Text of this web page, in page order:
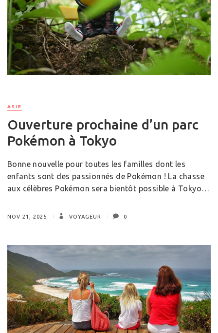
ASIE
Ouverture prochaine d’un parc
Pokémon à Tokyo
Bonne nouvelle pour toutes les familles dont les
enfants sont des passionnés de Pokémon ! La chasse
aux célèbres Pokémon sera bientôt possible à Tokyo…
NOV 21, 2025 VOYAGEUR 0